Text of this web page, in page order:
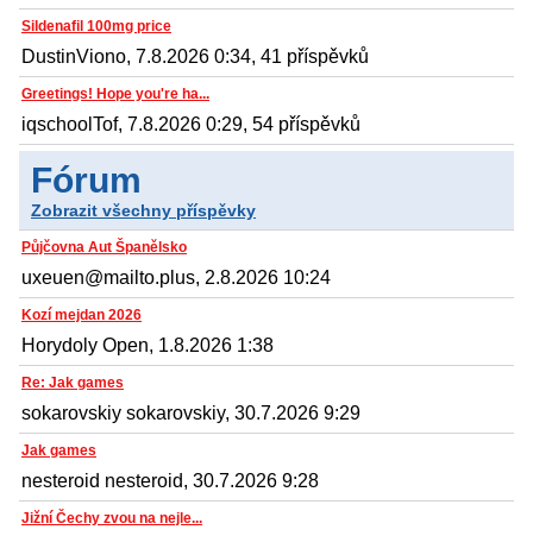
Sildenafil 100mg price
DustinViono, 7.8.2026 0:34, 41 příspěvků
Greetings! Hope you're ha...
iqschoolTof, 7.8.2026 0:29, 54 příspěvků
Fórum
Zobrazit všechny příspěvky
Půjčovna Aut Španělsko
uxeuen@mailto.plus, 2.8.2026 10:24
Kozí mejdan 2026
Horydoly Open, 1.8.2026 1:38
Re: Jak games
sokarovskiy sokarovskiy, 30.7.2026 9:29
Jak games
nesteroid nesteroid, 30.7.2026 9:28
Jižní Čechy zvou na nejle...